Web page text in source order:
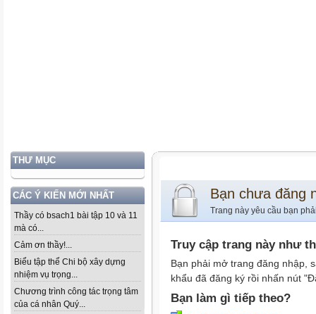
THƯ MỤC
CÁC Ý KIẾN MỚI NHẤT
Thầy có bsach1 bài tập 10 và 11
mà có...
Cảm ơn thầy!...
Biểu tập thể Chi bộ xây dựng
nhiệm vụ trọng...
Chương trình công tác trọng tâm
của cá nhân Quý...
Bạn chưa đăng
Trang này yêu cầu bạn
Truy cập trang này như
Bạn phải mở trang đăng nhập,
khẩu đã đăng ký rồi nhấn nút
Bạn làm gì tiếp theo?